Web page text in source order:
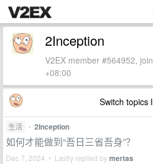
2Inception
V2EX member #564952,
+08:00
Switch topics
生活 • 2Inception
如何才能做到“吾日三省吾身”？
Dec 7, 2024 • Lastly replied bymertas